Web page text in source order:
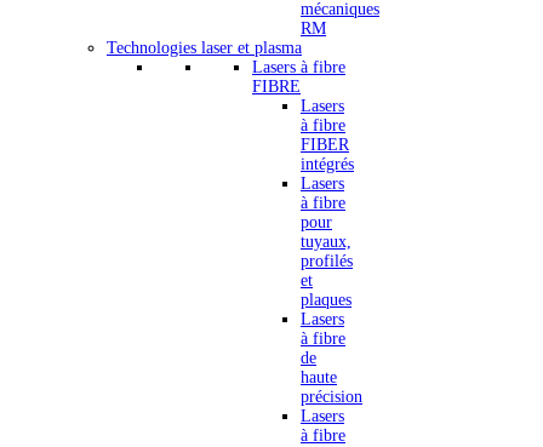
mécaniques
RM
Technologies laser et plasma
Lasers à fibre
FIBRE
Lasers
à fibre
FIBER
intégrés
Lasers
à fibre
pour
tuyaux,
profilés
et
plaques
Lasers
à fibre
de
haute
précision
Lasers
à fibre